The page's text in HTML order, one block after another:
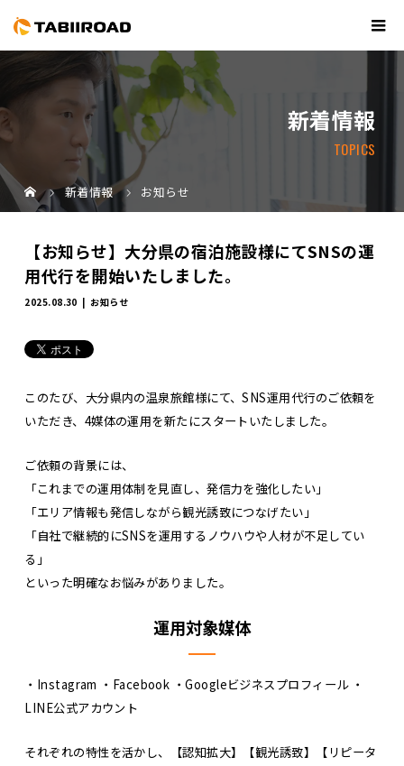
新着情報
TOPICS
新着情報 お知らせ
【お知らせ】大分県の宿泊施設様にてSNSの運
用代行を開始いたしました。
2025.08.30 お知らせ
このたび、大分県内の温泉旅館様にて、SNS運用代行のご依頼を
いただき、4媒体の運用を新たにスタートいたしました。
ご依頼の背景には、
「これまでの運用体制を見直し、発信力を強化したい」
「エリア情報も発信しながら観光誘致につなげたい」
「自社で継続的にSNSを運用するノウハウや人材が不足してい
る」
といった明確なお悩みがありました。
運用対象媒体
・Instagram ・Facebook ・Googleビジネスプロフィール ・
LINE公式アカウント
それぞれの特性を活かし、【認知拡大】【観光誘致】【リピータ